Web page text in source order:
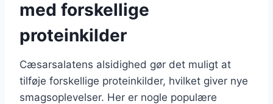
med forskellige
proteinkilder
Cæsarsalatens alsidighed gør det muligt at
tilføje forskellige proteinkilder, hvilket giver nye
smagsoplevelser. Her er nogle populære